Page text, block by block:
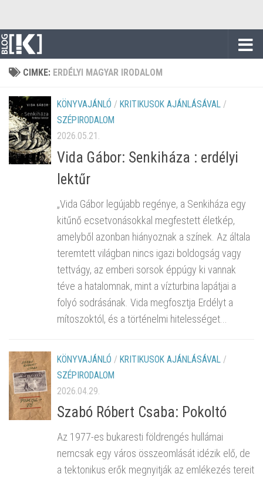
CIMKE: ERDÉLYI MAGYAR IRODALOM
KÖNYVAJÁNLÓ / KRITIKUSOK AJÁNLÁSÁVAL /
SZÉPIRODALOM
2026.05.21.
Vida Gábor: Senkiháza : erdélyi
lektűr
„Vida Gábor legújabb regénye, a Senkiháza egy
kitűnő ecsetvonásokkal megfestett életkép,
amelyből azonban hiányoznak a színek. Az általa
teremtett világban nincs igazi boldogság vagy
tettvágy, az emberi sorsok éppúgy ki vannak
téve a hatalomnak, mint a vízturbina lapátjai a
folyó sodrásának. Vida megfosztja Erdélyt a
mítoszoktól, és a történelmi hitelességet...
KÖNYVAJÁNLÓ / KRITIKUSOK AJÁNLÁSÁVAL /
SZÉPIRODALOM
2026.04.29.
Szabó Róbert Csaba: Pokoltó
Az 1977-es bukaresti földrengés hullámai
nemcsak egy város összeomlását idézik elő, de
a tektonikus erők megnyitják az emlékezés tereit